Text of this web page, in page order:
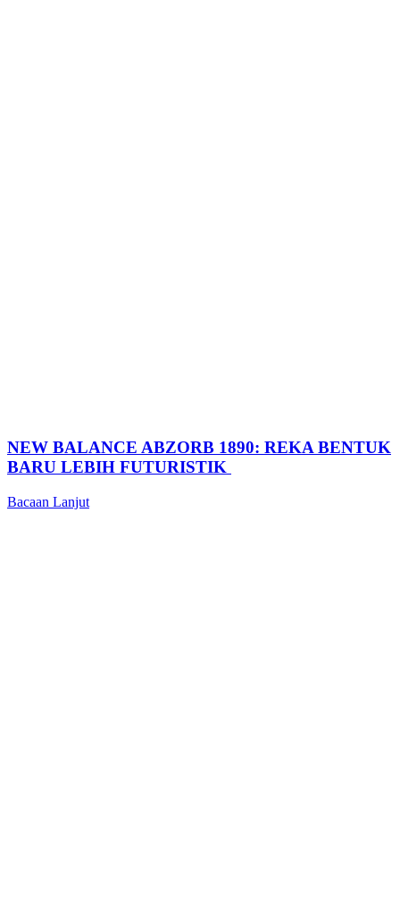
NEW BALANCE ABZORB 1890: REKA BENTUK
BARU LEBIH FUTURISTIK
Bacaan Lanjut